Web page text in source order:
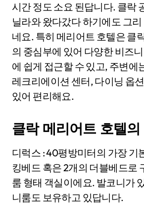
시간 정도 소요 된답니다. 클락
닐라와 왔다갔다 하기에도 그리
네요. 특히 메리어트 호텔은 클
의 중심부에 있어 다양한 비즈
에 쉽게 접근할 수 있고, 주변에
레크리에이션 센터, 다이닝 옵
있어 편리해요.
클락 메리어트 호텔
디럭스 : 40평방미터의 가장 기
킹베드 혹은 2개의 더블베드로
룸 형태 객실이에요. 발코니가
니룸도 보유하고 있답니다.